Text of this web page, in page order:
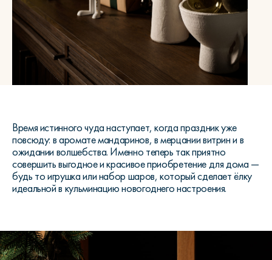
Время истинного чуда наступает, когда праздник уже
повсюду: в аромате мандаринов, в мерцании витрин и в
ожидании волшебства. Именно теперь так приятно
совершить выгодное и красивое приобретение для дома —
будь то игрушка или набор шаров, который сделает ёлку
идеальной в кульминацию новогоднего настроения.